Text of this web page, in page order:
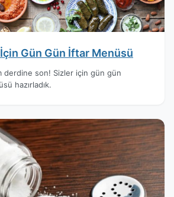
İçin Gün Gün İftar Menüsü
derdine son! Sizler için gün gün
hazırladık.